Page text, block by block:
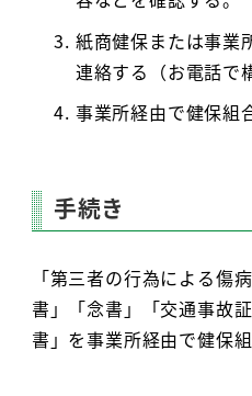
紙商健保または事業
連絡する（お電話で
事業所経由で健保組
手続き
「第三者の行為による傷
書」「念書」「交通事故
書」を事業所経由で健保